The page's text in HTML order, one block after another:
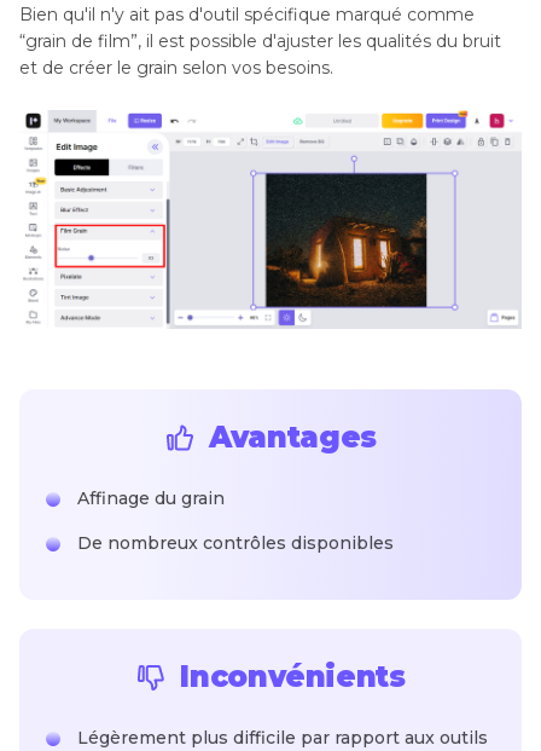
Bien qu'il n'y ait pas d'outil spécifique marqué comme
“grain de film”, il est possible d'ajuster les qualités du bruit
et de créer le grain selon vos besoins.
Avantages
Affinage du grain
De nombreux contrôles disponibles
Inconvénients
Légèrement plus difficile par rapport aux outils